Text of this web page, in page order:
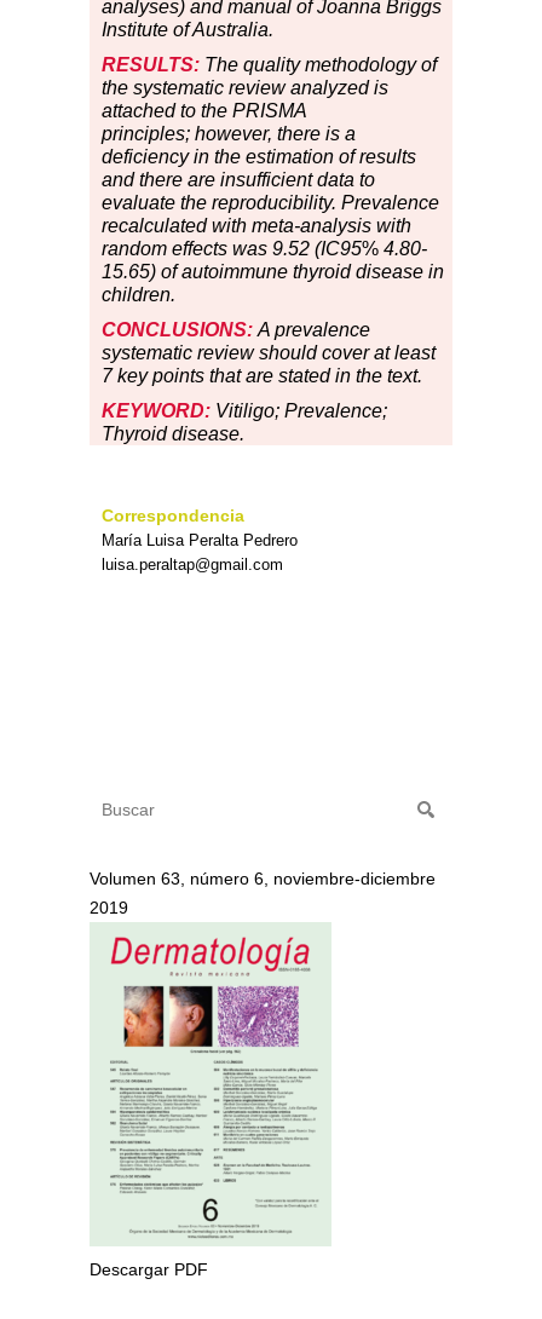
analyses) and manual of Joanna Briggs
Institute of Australia.
RESULTS: The quality methodology of
the systematic review analyzed is
attached to the PRISMA
principles; however, there is a
deficiency in the estimation of results
and there are insufficient data to
evaluate the reproducibility. Prevalence
recalculated with meta-analysis with
random effects was 9.52 (IC95% 4.80-
15.65) of autoimmune thyroid disease in
children.
CONCLUSIONS: A prevalence
systematic review should cover at least
7 key points that are stated in the text.
KEYWORD: Vitiligo; Prevalence;
Thyroid disease.
Correspondencia
María Luisa Peralta Pedrero
luisa.peraltap@gmail.com
Volumen 63, número 6, noviembre-diciembre
2019
Descargar PDF